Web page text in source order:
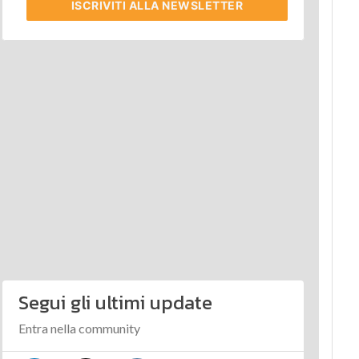
ISCRIVITI ALLA NEWSLETTER
Segui gli ultimi update
Entra nella community